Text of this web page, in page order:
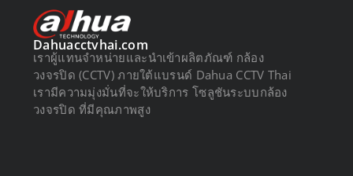
Dahuacctvhai.com
เราผู้แทนจำหน่ายและนำเข้าผลิตภัณฑ์ กล้อง
วงจรปิด (CCTV) ภายใต้แบรนด์ Dahua CCTV Thai
เรามีความมุ่งมั่นที่จะให้บริการ โซลูชันระบบกล้อง
วงจรปิด ที่มีคุณภาพสูง